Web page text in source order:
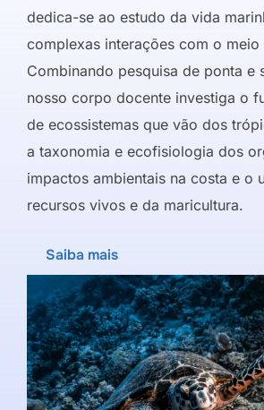
dedica-se ao estudo da vida
complexas interações com o meio
Combinando pesquisa de ponta e
nosso corpo docente investiga o
de ecossistemas que vão dos
a taxonomia e ecofisiologia dos
impactos ambientais na costa e o
recursos vivos e da maricultura.
Saiba mais